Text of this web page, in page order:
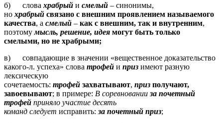
б) слова храбрый и смелый – синонимы,
но храбрый связано с внешним проявлением называемого
качества, а смелый – как с внешним, так и внутренним,
поэтомумысль, решение, идея могут быть только
смелыми, но не храбрыми;
в) совпадающие в значении «вещественное доказательство
какого-л. успеха» слова трофей и приз имеют разную
лексическую
сочетаемость: трофей захватывают, приз получают,
завоевывают; в примере: В соревновании за почетный
трофей приняло участие десять
команд следует исправить: за почетный приз;